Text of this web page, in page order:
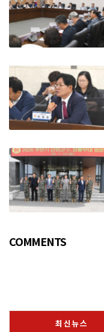
COMMENTS
최신뉴스